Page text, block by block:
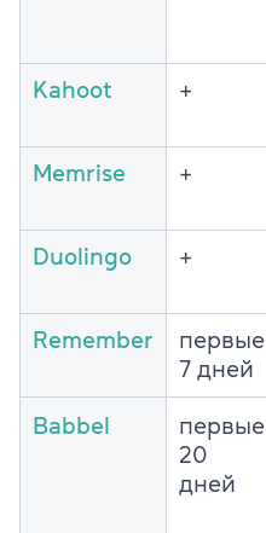
Kahoot +
Memrise +
Duolingo +
Remember
первые
7 дней
Babbel
первые
20
дней